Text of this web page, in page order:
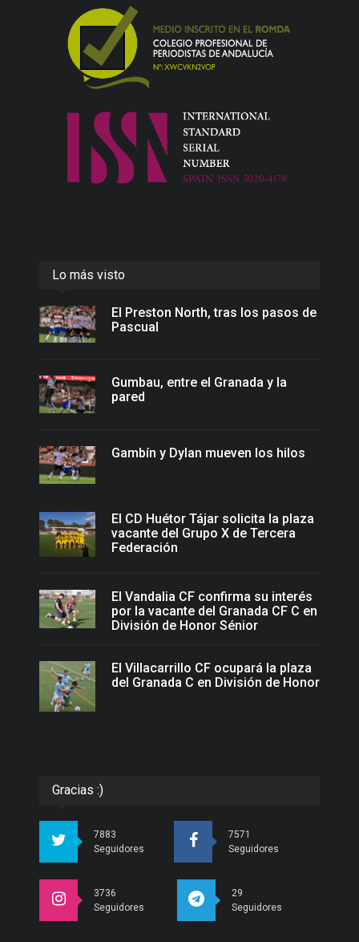
Lo más visto
El Preston North, tras los pasos de
Pascual
Gumbau, entre el Granada y la
pared
Gambín y Dylan mueven los hilos
El CD Huétor Tájar solicita la plaza
vacante del Grupo X de Tercera
Federación
El Vandalia CF confirma su interés
por la vacante del Granada CF C en
División de Honor Sénior
El Villacarrillo CF ocupará la plaza
del Granada C en División de Honor
Gracias :)
7883
Seguidores
7571
Seguidores
3736
Seguidores
29
Seguidores